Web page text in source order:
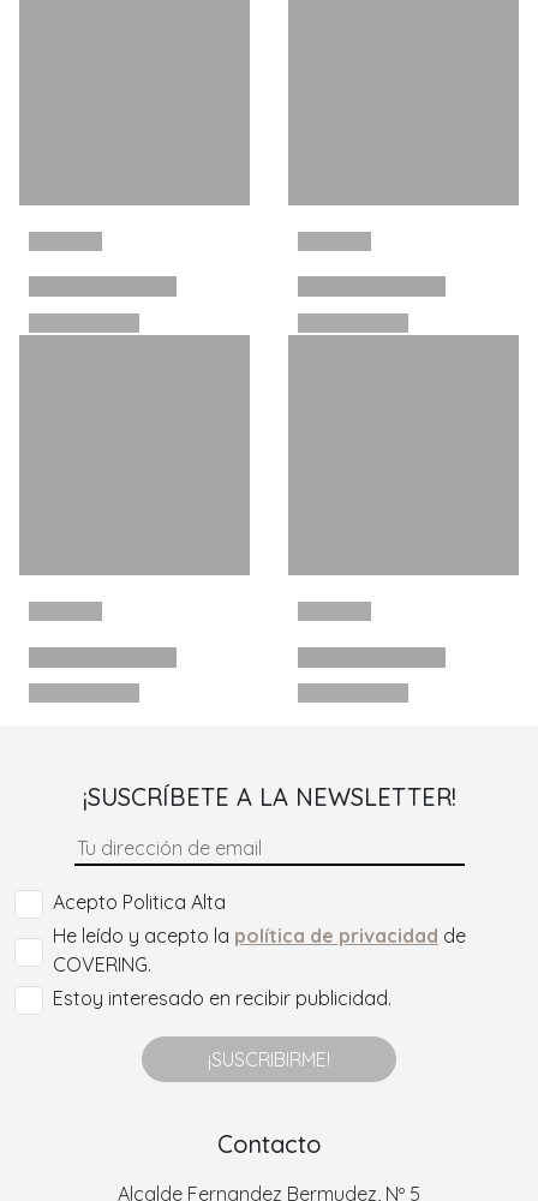
¡SUSCRÍBETE A LA NEWSLETTER!
Acepto Politica Alta
He leído y acepto la política de privacidad de
COVERING.
Estoy interesado en recibir publicidad.
¡SUSCRIBIRME!
Contacto
Alcalde Fernandez Bermudez, Nº 5